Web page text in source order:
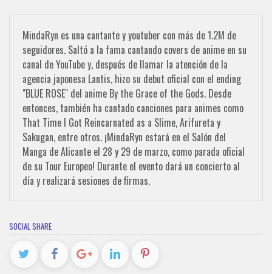
MindaRyn es una cantante y youtuber con más de 1.2M de
seguidores. Saltó a la fama cantando covers de anime en su
canal de YouTube y, después de llamar la atención de la
agencia japonesa Lantis, hizo su debut oficial con el ending
"BLUE ROSE" del anime By the Grace of the Gods. Desde
entonces, también ha cantado canciones para animes como
That Time I Got Reincarnated as a Slime, Arifureta y
Sakugan, entre otros. ¡MindaRyn estará en el Salón del
Manga de Alicante el 28 y 29 de marzo, como parada oficial
de su Tour Europeo! Durante el evento dará un concierto al
día y realizará sesiones de firmas.
SOCIAL SHARE